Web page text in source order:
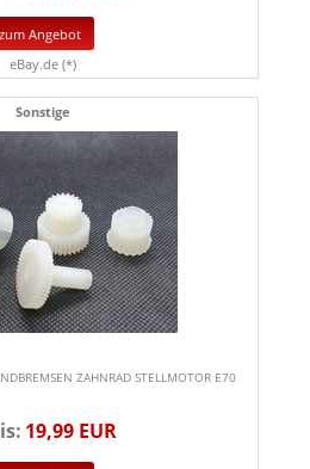
zum Angebot
eBay.de (*)
Sonstige
ZAHNRAD STELLMOTOR E70
19,99 EUR